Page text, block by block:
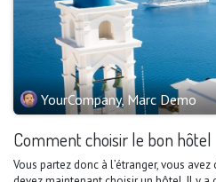
YourCompany, Marc Demo
Comment choisir le bon hôtel
Vous partez donc à l’étranger, vous